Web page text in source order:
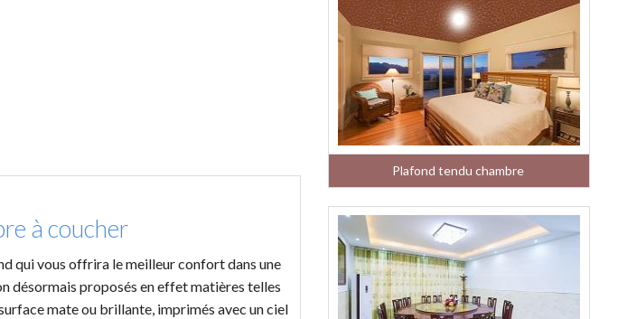
à coucher
qui vous offrira le meilleur confort dans une
désormais proposés en effet matières telles
mate ou brillante, imprimés avec un ciel
Plafond tendu chambre